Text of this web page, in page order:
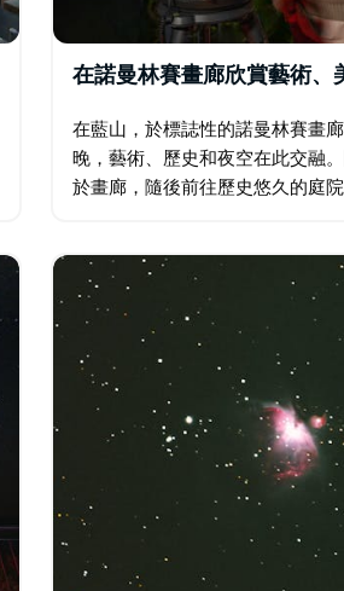
在諾曼林賽畫廊欣賞藝術、
在藍山，於標誌性的諾曼林賽畫
晚，藝術、歷史和夜空在此交融
於畫廊，隨後前往歷史悠久的庭
事。 …